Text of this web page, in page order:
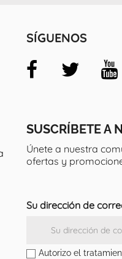
SUSCRÍBETE A
Únete a nuestra
ofertas y
Su dirección de
Autorizo el
SÍGUENOS